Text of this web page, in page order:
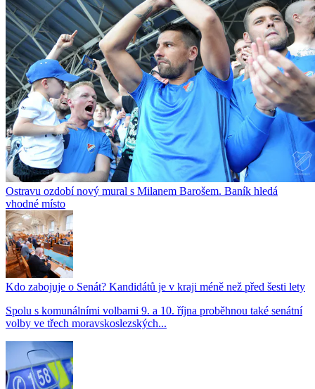
Ostravu ozdobí nový mural s Milanem Barošem. Baník hledá
vhodné místo
Kdo zabojuje o Senát? Kandidátů je v kraji méně než před šesti lety
Spolu s komunálními volbami 9. a 10. října proběhnou také senátní
volby ve třech moravskoslezských...